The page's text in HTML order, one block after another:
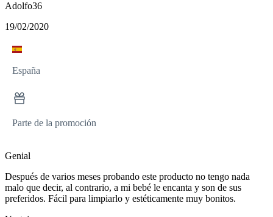
Adolfo36
19/02/2020
España
Parte de la promoción
Genial
Después de varios meses probando este producto no tengo nada
malo que decir, al contrario, a mi bebé le encanta y son de sus
preferidos. Fácil para limpiarlo y estéticamente muy bonitos.